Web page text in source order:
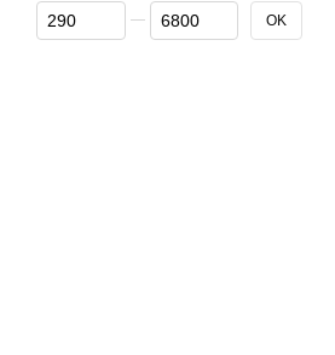
От Цена, грн
До Цена, грн OK